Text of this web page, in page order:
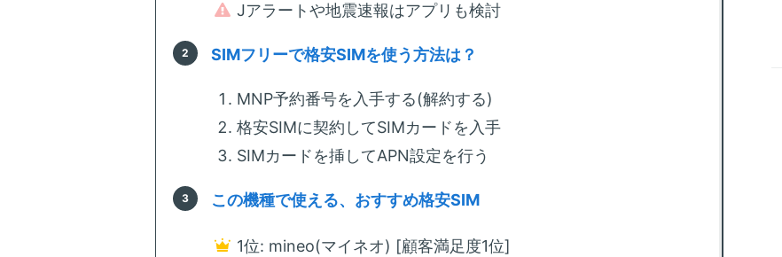
Jアラートや地震速報はアプリも検討
SIMフリーで格安SIMを使う方法は？
MNP予約番号を入手する(解約する)
格安SIMに契約してSIMカードを入手
SIMカードを挿してAPN設定を行う
この機種で使える、おすすめ格安SIM
1位: mineo(マイネオ) [顧客満足度1位]